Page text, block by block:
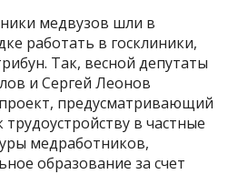
медвузов шли в
работать в госклиники,
Так, весной депутаты
и Сергей Леонов
предусматривающий
в частные
медработников,
образование за счет